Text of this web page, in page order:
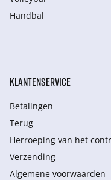
Handbal
KLANTENSERVICE
Betalingen
Terug
Herroeping van het
Verzending
Algemene voorwaarden